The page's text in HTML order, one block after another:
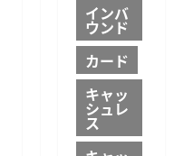
インバ
ウンド
カード
キャッ
シュレ
ス